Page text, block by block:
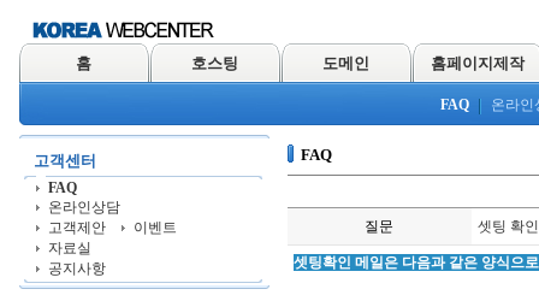
홈 호스팅 도메인 홈페이지제작
FAQ 온라인
고객센터
FAQ
온라인상담
고객제안
이벤트
자료실
공지사항
FAQ
질문 셋팅 확
셋팅확인 메일은 다음과 같은 양식으